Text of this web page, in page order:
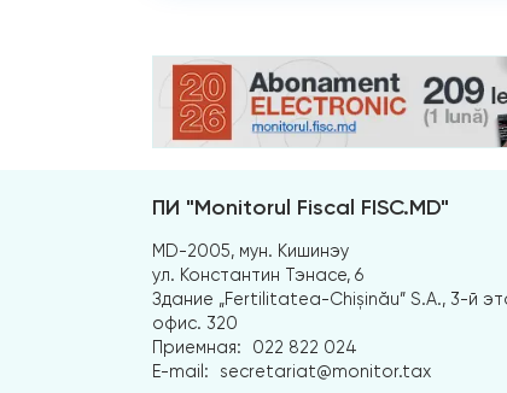
ПИ "Monitorul Fiscal FISC.MD"
MD-2005, мун. Кишинэу
ул. Константин Тэнасе, 6
Здание „Fertilitatea-Chișinău” S.A., 3-й
офис. 320
Приемная:
022 822 024
E-mail:
secretariat@monitor.tax